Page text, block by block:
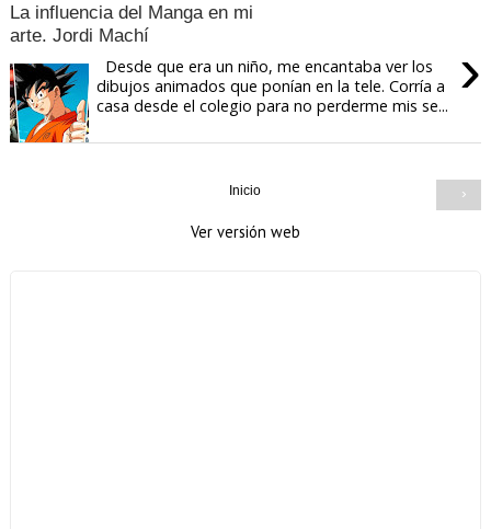
La influencia del Manga en mi
arte. Jordi Machí
›
Desde que era un niño, me encantaba ver los
dibujos animados que ponían en la tele. Corría a
casa desde el colegio para no perderme mis se...
›
Inicio
Ver versión web